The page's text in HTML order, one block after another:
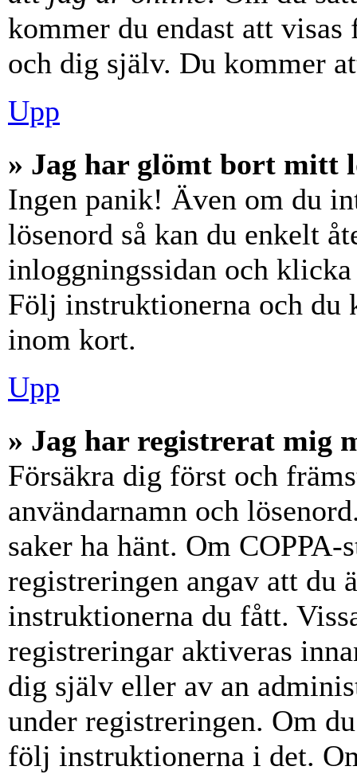
kommer du endast att
och dig själv. Du kommer
Upp
» Jag har glömt bort mitt
Ingen panik! Även om du
lösenord så kan du enkelt
inloggningssidan och
Följ instruktionerna och du
inom kort.
Upp
» Jag har registrerat mig
Försäkra dig först och
användarnamn och
saker ha hänt. Om
registreringen angav att du
instruktionerna du fått.
registreringar aktiveras
dig själv eller av an
under registreringen. Om
följ instruktionerna i det.